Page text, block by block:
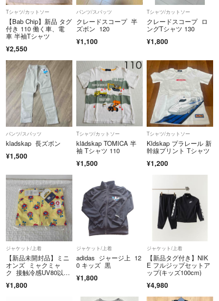
Tシャツ/カットソー
【Bab Chip】新品 タグ
付き 110 働く車、電
車 半袖Tシャツ
¥2,550
パンツ/スパッツ
クレードスコープ 半
ズボン 120
¥1,100
Tシャツ/カットソー
クレードスコープ ロ
ングTシャツ 130
¥1,800
パンツ/スパッツ
kladskap 長ズボン
¥1,500
Tシャツ/カットソー
klädskap TOMICA 半
袖 Tシャツ 110
¥1,500
Tシャツ/カットソー
Kldskap プラレール 新
幹線プリント Tシャツ
¥1,200
ジャケット/上着
【新品未開封品】ミニ
オンズ ミャクミャ
ク 接触冷感UV80以上
¥1,800
ジャケット/上着
adidas ジャージ上 12
0 キッズ 黒
¥1,800
ジャケット/上着
【新品タグ付き】NIK
E フルジップセットア
ップ(キッズ100cm)
¥4,980